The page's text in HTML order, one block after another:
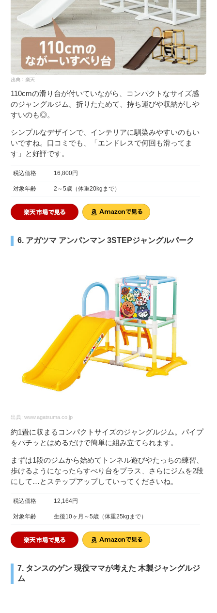
110cmの滑り台が付いていながら、コンパクトなサイズ感
のジャングルジム。折りたためて、持ち運びや収納がしや
すいのも◎。
シンプルなデザインで、インテリアに馴染みやすいのもい
いですね。口コミでも、「エンドレスで何回も滑ってま
す」と好評です。
税込価格 16,800円
対象年齢 2～5歳（体重20kgまで）
6. アガツマ アンパンマン 3STEPジャングルパーク
出典:www.agatsuma.co.jp
約1畳に収まるコンパクトサイズのジャングルジム。パイプ
をパチッとはめるだけで簡単に組み立てられます。
まずは1段のジムから始めてトンネル遊びやたっちの練習、
歩けるようになったらすべり台をプラス、さらにジムを2段
にして…とステップアップしていってくださいね。
税込価格 12,164円
対象年齢 生後10ヶ月～5歳（体重25kgまで）
7. タンスのゲン 現役ママが考えた 木製ジャングルジ
ム